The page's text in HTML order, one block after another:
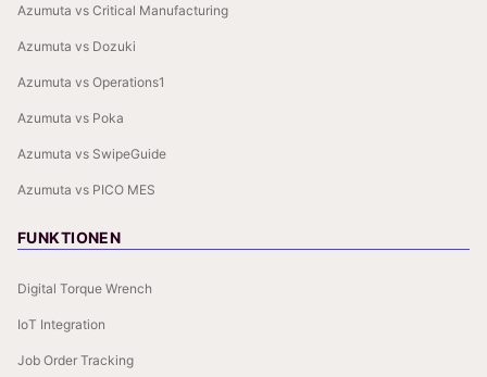
Azumuta vs Critical Manufacturing
Azumuta vs Dozuki
Azumuta vs Operations1
Azumuta vs Poka
Azumuta vs SwipeGuide
Azumuta vs PICO MES
FUNKTIONEN
Digital Torque Wrench
IoT Integration
Job Order Tracking